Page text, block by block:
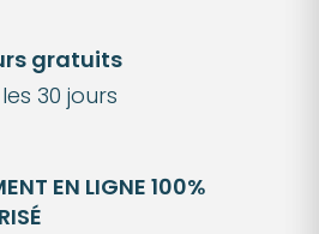
gratuits
30 jours
EN LIGNE 100%